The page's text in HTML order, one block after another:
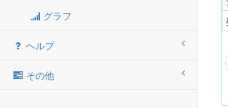
グラフ
ヘルプ
その他